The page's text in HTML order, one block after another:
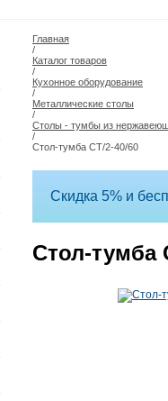
Главная
/
Каталог товаров
/
Кухонное оборудование
/
Металлические столы
/
Столы - тумбы из
/
Стол-тумба СТ/2-40/60
Скидка 5% и
Стол-тумба